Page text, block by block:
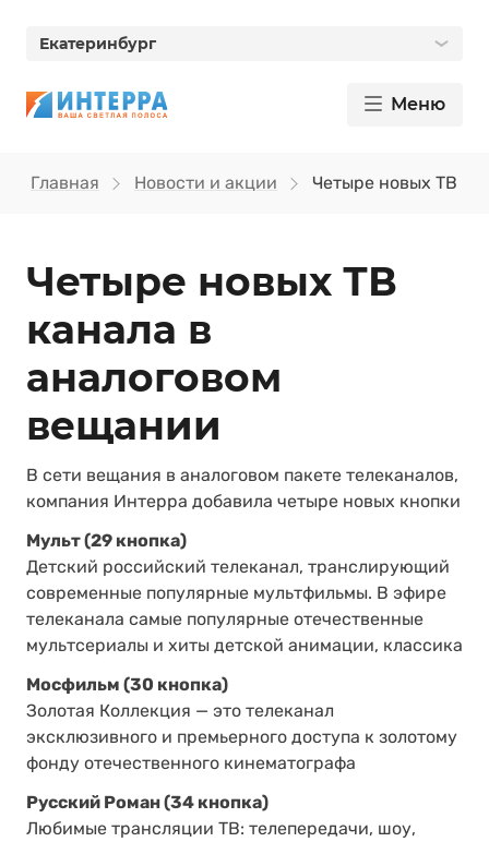
Екатеринбург
Меню
Главная Новости и акции Четыре новых ТВ
Четыре новых ТВ
канала в
аналоговом
вещании
В сети вещания в аналоговом пакете телеканалов,
компания Интерра добавила четыре новых кнопки
Мульт (29 кнопка)
Детский российский телеканал, транслирующий
современные популярные мультфильмы. В эфире
телеканала самые популярные отечественные
мультсериалы и хиты детской анимации, классика
Мосфильм (30 кнопка)
Золотая Коллекция — это телеканал
эксклюзивного и премьерного доступа к золотому
фонду отечественного кинематографа
Русский Роман (34 кнопка)
Любимые трансляции ТВ: телепередачи, шоу,